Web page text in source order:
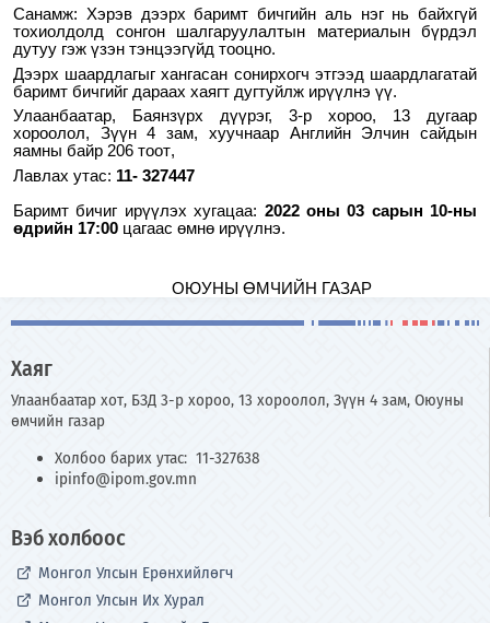
Санамж: Хэрэв дээрх баримт бичгийн аль нэг нь байхгүй
тохиолдолд сонгон шалгаруулалтын материалын бүрдэл
дутуу гэж үзэн тэнцээгүйд тооцно.
Дээрх шаардлагыг хангасан сонирхогч этгээд шаардлагатай
баримт бичгийг дараах хаягт дугтуйлж ирүүлнэ үү.
Улаанбаатар,
Баянзүрх дүүрэг, 3-р хороо, 13 дугаар
хороолол, Зүүн 4 зам, хуучнаар Английн Элчин сайдын
яамны байр 206 тоот,
Лавлах утас: 11- 327447
Баримт бичиг ирүүлэх хугацаа: 2022 оны 03 сарын 10-ны
өдрийн 17:00 цагаас өмнө ирүүлнэ.
ОЮУНЫ ӨМЧИЙН ГАЗАР
Хаяг
Улаанбаатар хот, БЗД 3-р хороо, 13 хороолол, Зүүн 4 зам, Оюуны
өмчийн газар
Холбоо барих утас: 11-327638
ipinfo@ipom.gov.mn
Вэб холбоос
Монгол Улсын Ерөнхийлөгч
Монгол Улсын Их Хурал